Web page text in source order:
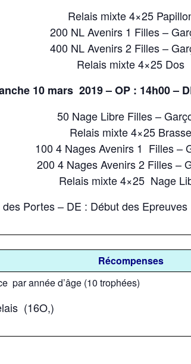
Relais mixte 4×25
200 NL Avenirs 1 Filles –
400 NL Avenirs 2 Filles –
Relais mixte 4×25 Dos
10 mars 2019 – OP : 14h00 –
50 Nage Libre Filles –
Relais mixte 4×25 Brasse
100 4 Nages Avenirs 1 Filles –
200 4 Nages Avenirs 2 Filles –
Relais mixte 4×25 Nage
Portes – DE : Début des Epreuves
Récompenses
par année d’âge (10 trophées)
(16O,)